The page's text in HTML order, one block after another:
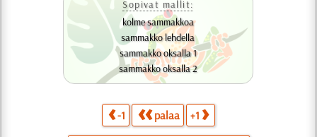
Sopivat mallit:
kolme sammakkoa
sammakko lehdella
sammakko oksalla 1
sammakko oksalla 2
-1 palaa +1